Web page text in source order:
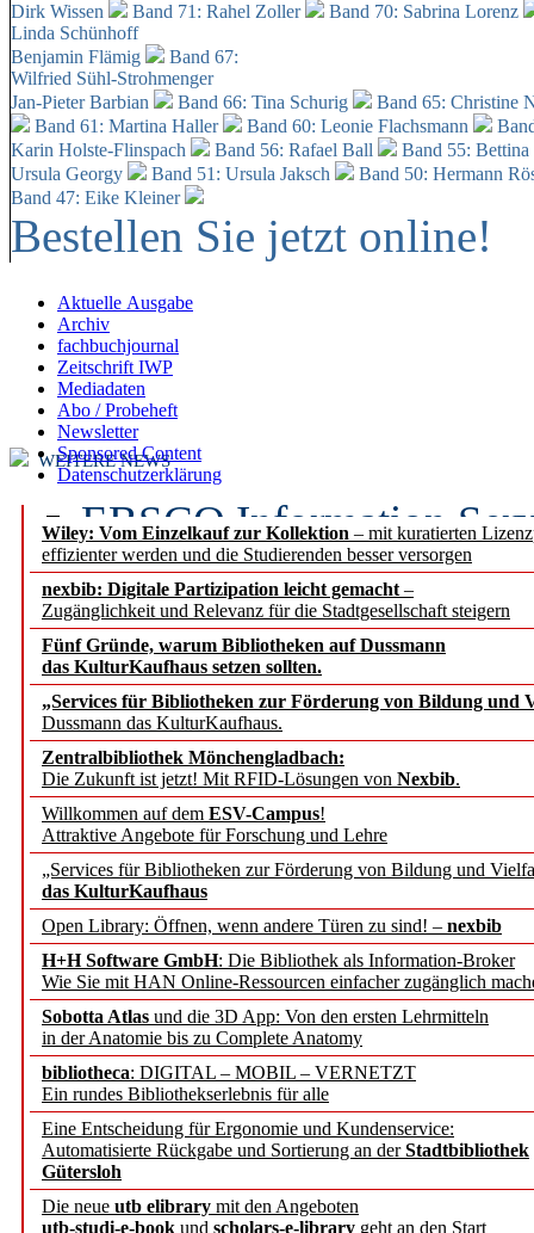
Dirk Wissen
Band 71: Rahel Zoller
Band 70: Sabrina Lorenz
Linda Schünhoff
Benjamin Flämig
Band 67:
Wilfried Sühl-Strohmenger
Jan-Pieter Barbian
Band 66: Tina Schurig
Band 65: Christine
Band 61: Martina Haller
Band 60: Leonie Flachsmann
Karin Holste-Flinspach
Band 56: Rafael Ball
Band 55:
Ursula Georgy
Band 51: Ursula Jaksch Band 50: Hermann
Band 47: Eike Kleiner
Bestellen Sie jetzt online!
Aktuelle Ausgabe
Archiv
fachbuchjournal
Zeitschrift IWP
Mediadaten
Abo / Probeheft
Newsletter
Sponsored Content
Datenschutzerklärung
Wiley: Vom Einzelkauf zur Kollektion – mit kuratierten
effizienter werden und die Studierenden besser versorgen
nexbib: Digitale Partizipation leicht gemacht –
Zugänglichkeit und Relevanz für die Stadtgesellschaft steigern
Fünf Gründe, warum Bibliotheken auf Dussmann
das KulturKaufhaus setzen sollten.
„Services für Bibliotheken zur Förderung von Bildung und
Dussmann das KulturKaufhaus.
Zentralbibliothek Mönchengladbach:
Die Zukunft ist jetzt! Mit RFID-Lösungen von Nexbib.
Willkommen auf dem ESV-Campus!
Attraktive Angebote für Forschung und Lehre
„Services für Bibliotheken zur Förderung von Bildung und
das KulturKaufhaus
Open Library: Öffnen, wenn andere Türen zu sind! – nexbib
H+H Software GmbH: Die Bibliothek als Information-Broker
Wie Sie mit HAN Online-Ressourcen einfacher zugänglich
Sobotta Atlas und die 3D App: Von den ersten Lehrmitteln
in der Anatomie bis zu Complete Anatomy
bibliotheca: DIGITAL – MOBIL – VERNETZT
Ein rundes Bibliothekserlebnis für alle
Eine Entscheidung für Ergonomie und Kundenservice:
Automatisierte Rückgabe und Sortierung an derStadtbibliothek
Gütersloh
Die neue utb elibrary mit den Angeboten
utb-studi-e-book und scholars-e-library geht an den Start
WEITERE NEWS
EBSCO Information
Recherchefunktionen in
Sorbisches Institut neu
Geschichte und
Künstliche Intelligenz
besser zu verstehen
„Leitbegriffe der
des BIÖG erscheinen
jedem Experiment
DFG setzt Förderung
FAIRmat fort
Bayerns digitale